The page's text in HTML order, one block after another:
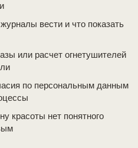
вести и что показать
или расчет огнетушителей
по персональным данным
красоты нет понятного